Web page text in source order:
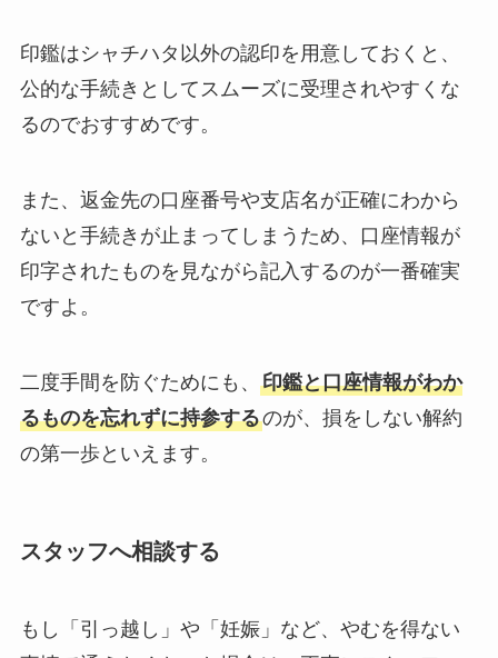
印鑑はシャチハタ以外の認印を用意しておくと、
公的な手続きとしてスムーズに受理されやすくな
るのでおすすめです。
また、返金先の口座番号や支店名が正確にわから
ないと手続きが止まってしまうため、口座情報が
印字されたものを見ながら記入するのが一番確実
ですよ。
二度手間を防ぐためにも、 印鑑と口座情報がわか
るものを忘れずに持参するのが、損をしない解約
の第一歩といえます。
スタッフへ相談する
もし「引っ越し」や「妊娠」など、やむを得ない